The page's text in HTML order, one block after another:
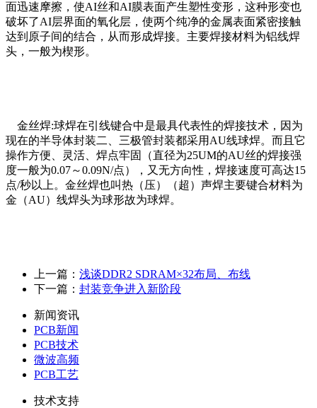
面迅速摩擦，使AI丝和AI膜表面产生塑性变形，这种形变也
破坏了AI层界面的氧化层，使两个纯净的金属表面紧密接触
达到原子间的结合，从而形成焊接。主要焊接材料为铝线焊
头，一般为楔形。
金丝焊:球焊在引线键合中是最具代表性的焊接技术，因为
现在的半导体封装二、三极管封装都采用AU线球焊。而且它
操作方便、灵活、焊点牢固（直径为25UM的AU丝的焊接强
度一般为0.07～0.09N/点），又无方向性，焊接速度可高达15
点/秒以上。金丝焊也叫热（压）（超）声焊主要键合材料为
金（AU）线焊头为球形故为球焊。
上一篇： 浅谈DDR2 SDRAM×32布局、布线
下一篇： 封装竞争进入新阶段
新闻资讯
PCB新闻
PCB技术
微波高频
PCB工艺
技术支持